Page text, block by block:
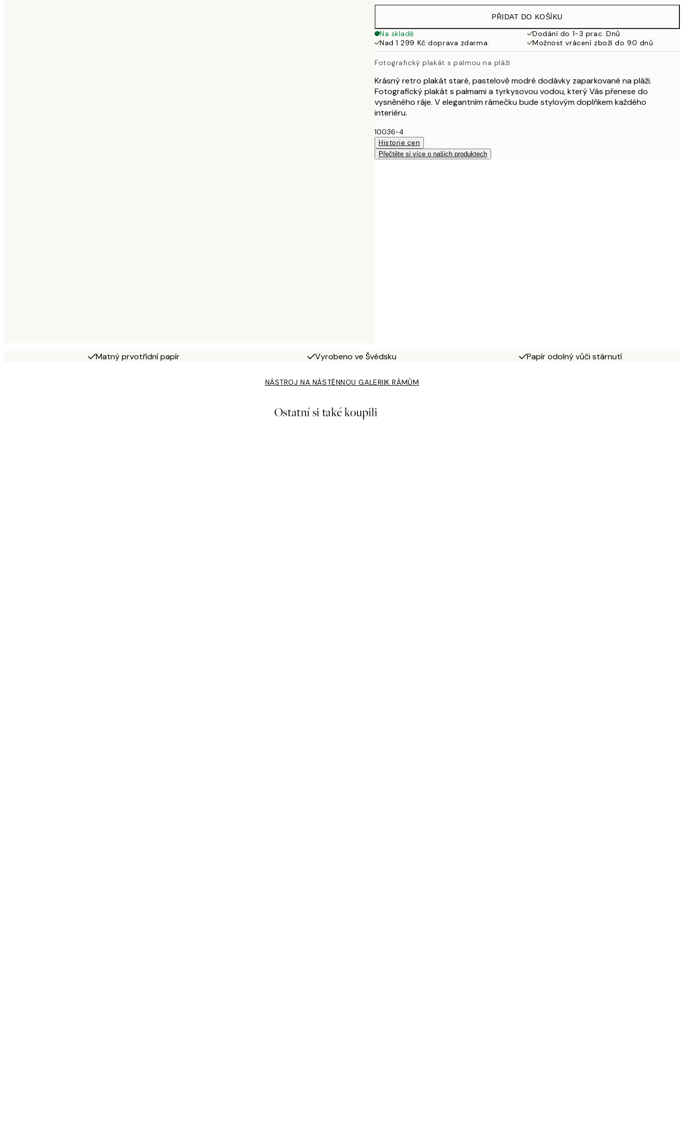
499 Kč
925 Kč
PŘIDAT DO KOŠÍKU
Na skladě
Dodání do 1-3 prac. Dnů
Nad 1 299 Kč doprava zdarma.
Možnost vrácení zboží do 90 dnů
Fotografický plakát s palmou na pláži
Krásný retro plakát staré, pastelově modré dodávky zaparkované na pláži.
Fotografický plakát s palmami a tyrkysovou vodou, který Vás přenese do
vysněného ráje. V elegantním rámečku bude stylovým doplňkem každého
interiéru.
10036-4
Historie cen
Přečtěte si více o našich produktech
Matný prvotřídní papír Vyrobeno ve Švédsku Papír odolný vůči stárnutí
NÁSTROJ NA NÁSTĚNNOU GALERIIK RÁMŮM
Ostatní si také koupili